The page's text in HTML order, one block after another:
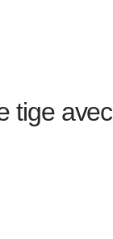
tige